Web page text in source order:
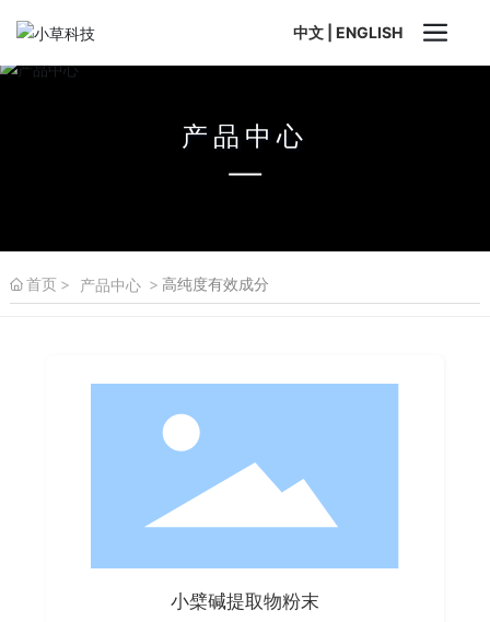
中文 ENGLISH
产品中心
首页 产品中心 高纯度有效成分
小檗碱提取物粉末